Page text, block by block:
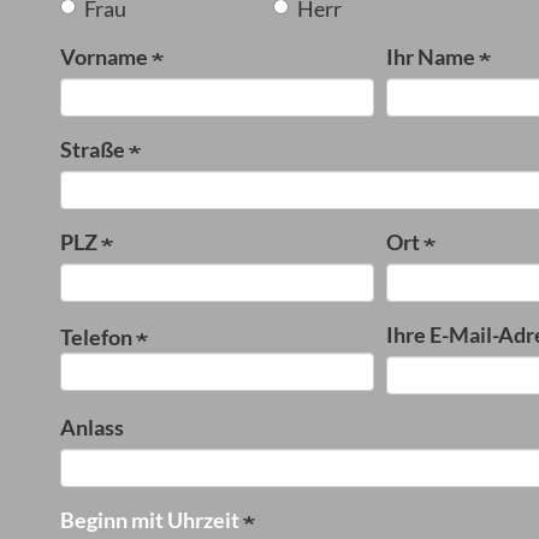
Frau
Herr
Vorname
Ihr Name
Straße
PLZ Ort
Telefon Ihre E-Mail-
Anlass
Beginn mit Uhrzeit